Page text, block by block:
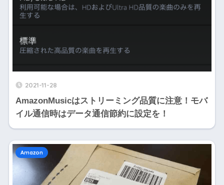
2021-11-28
AmazonMusicはストリーミング品質に注意！モバ
イル通信時はデータ通信節約に設定を！
Amazon